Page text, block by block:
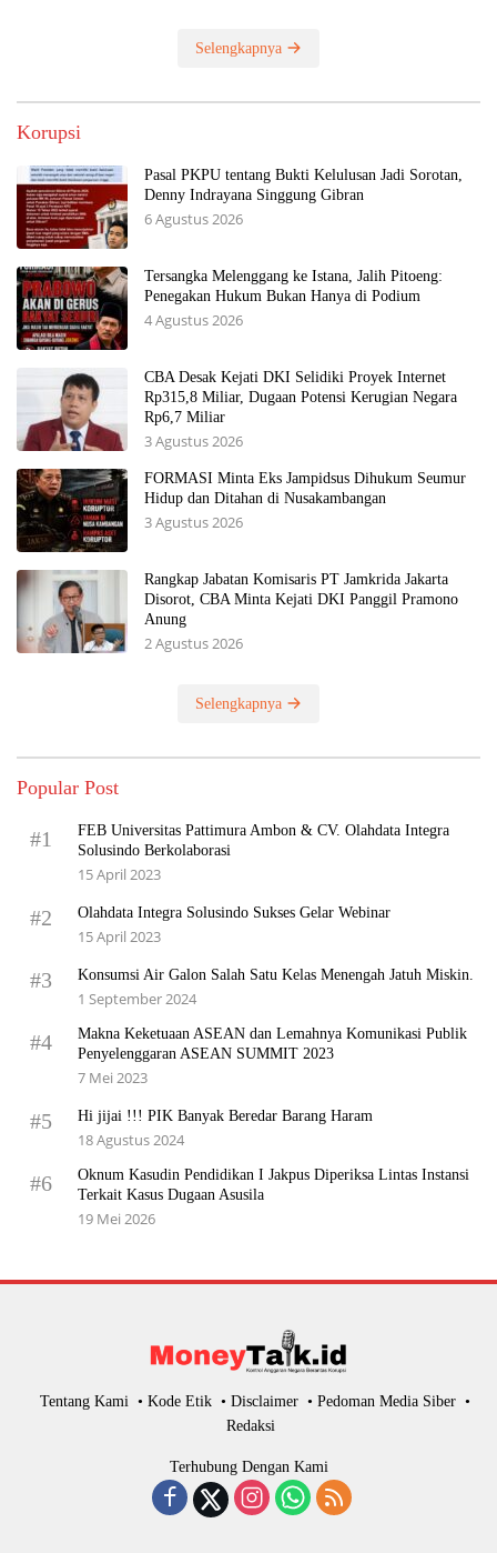
Selengkapnya
Korupsi
Pasal PKPU tentang Bukti Kelulusan Jadi Sorotan,
Denny Indrayana Singgung Gibran
6 Agustus 2026
Tersangka Melenggang ke Istana, Jalih Pitoeng:
Penegakan Hukum Bukan Hanya di Podium
4 Agustus 2026
CBA Desak Kejati DKI Selidiki Proyek Internet
Rp315,8 Miliar, Dugaan Potensi Kerugian Negara
Rp6,7 Miliar
3 Agustus 2026
FORMASI Minta Eks Jampidsus Dihukum Seumur
Hidup dan Ditahan di Nusakambangan
3 Agustus 2026
Rangkap Jabatan Komisaris PT Jamkrida Jakarta
Disorot, CBA Minta Kejati DKI Panggil Pramono
Anung
2 Agustus 2026
Selengkapnya
Popular Post
#1
FEB Universitas Pattimura Ambon & CV. Olahdata Integra
Solusindo Berkolaborasi
15 April 2023
#2 Olahdata Integra Solusindo Sukses Gelar Webinar
15 April 2023
#3 Konsumsi Air Galon Salah Satu Kelas Menengah Jatuh Miskin.
1 September 2024
#4
Makna Keketuaan ASEAN dan Lemahnya Komunikasi Publik
Penyelenggaran ASEAN SUMMIT 2023
7 Mei 2023
#5 Hi jijai !!! PIK Banyak Beredar Barang Haram
18 Agustus 2024
#6
Oknum Kasudin Pendidikan I Jakpus Diperiksa Lintas Instansi
Terkait Kasus Dugaan Asusila
19 Mei 2026
Tentang Kami Kode Etik Disclaimer
Pedoman Media Siber
Redaksi
Terhubung Dengan Kami